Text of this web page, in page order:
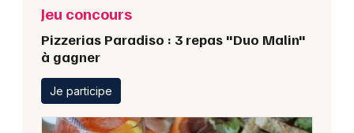
Jeu concours
Pizzerias Paradiso : 3 repas "Duo Malin"
à gagner
Je participe